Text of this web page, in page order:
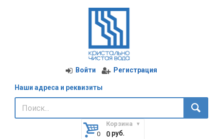
Войти Регистрация
Наши адреса и реквизиты
Корзина
0руб.